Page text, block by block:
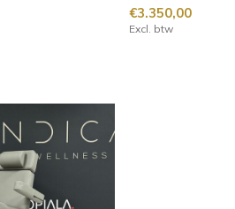
€3.350,00
Excl. btw